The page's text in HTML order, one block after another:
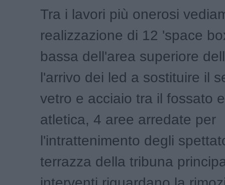
Tra i lavori più onerosi
realizzazione di 12 'space
bassa dell'area superiore
l'arrivo dei led a sostituire il
vetro e acciaio tra il fossato
atletica, 4 aree arredate per
l'intrattenimento degli
terrazza della tribuna